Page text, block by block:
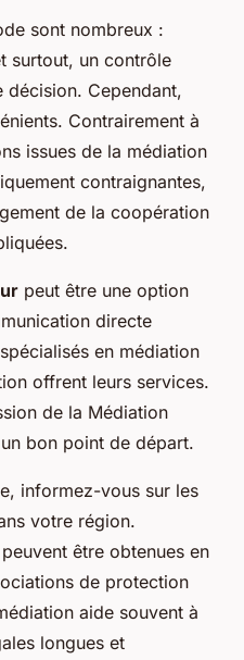
sont nombreux :
surtout, un contrôle
décision. Cependant,
Contrairement à
issues de la médiation
contraignantes,
de la coopération
peut être une option
directe
en médiation
offrent leurs services.
de la Médiation
bon point de départ.
informez-vous sur les
votre région.
être obtenues en
de protection
aide souvent à
longues et